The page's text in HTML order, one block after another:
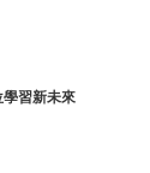
習新未來